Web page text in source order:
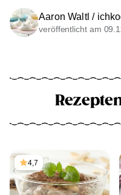
Aaron Waltl /
veröffentlicht am
4,7